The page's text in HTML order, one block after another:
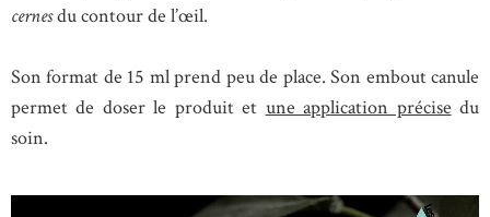
cernesdu contour de l’œil.
Son format de 15 ml prend peu de place. Son embout canule
permet de doser le produit et une application précise du
soin.